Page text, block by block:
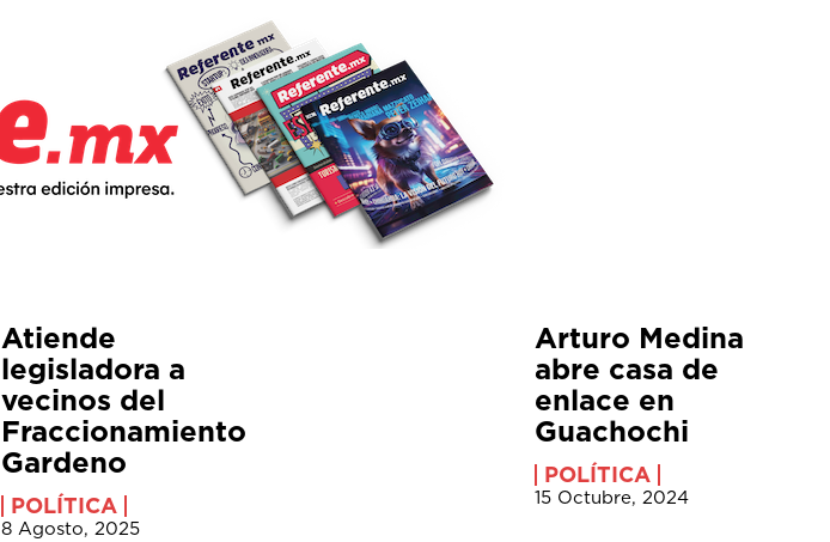
Atiende
legisladora a
vecinos del
Fraccionamiento
Gardeno
POLÍTICA
8 Agosto, 2025
Arturo Medina
abre casa de
enlace en
Guachochi
POLÍTICA
15 Octubre, 2024